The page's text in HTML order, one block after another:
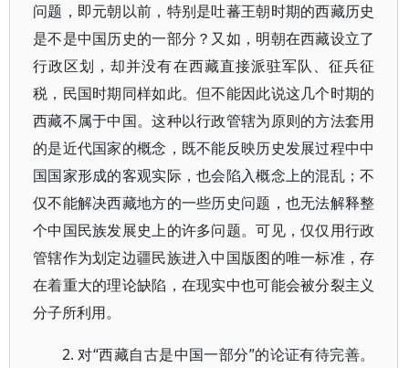
问题，即元朝以前，特别是吐蕃王朝时期的西藏历史
是不是中国历史的一部分？又如，明朝在西藏设立了
行政区划，却并没有在西藏直接派驻军队、征兵征
税，民国时期同样如此。但不能因此说这几个时期的
西藏不属于中国。这种以行政管辖为原则的方法套用
的是近代国家的概念，既不能反映历史发展过程中中
国国家形成的客观实际，也会陷入概念上的混乱；不
仅不能解决西藏地方的一些历史问题，也无法解释整
个中国民族发展史上的许多问题。可见，仅仅用行政
管辖作为划定边疆民族进入中国版图的唯一标准，存
在着重大的理论缺陷，在现实中也可能会被分裂主义
分子所利用。
2. 对“西藏自古是中国一部分”的论证有待完善。